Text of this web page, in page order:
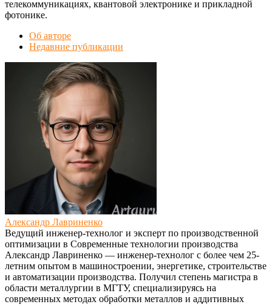
телекоммуникациях, квантовой электронике и прикладной
фотонике.
Об авторе
Недавние публикации
Александр Лавриненко
Ведущий инженер-технолог и эксперт по производственной
оптимизации в Современные технологии производства
Александр Лавриненко — инженер-технолог с более чем 25-
летним опытом в машиностроении, энергетике, строительстве
и автоматизации производства. Получил степень магистра в
области металлургии в МГТУ, специализируясь на
современных методах обработки металлов и аддитивных